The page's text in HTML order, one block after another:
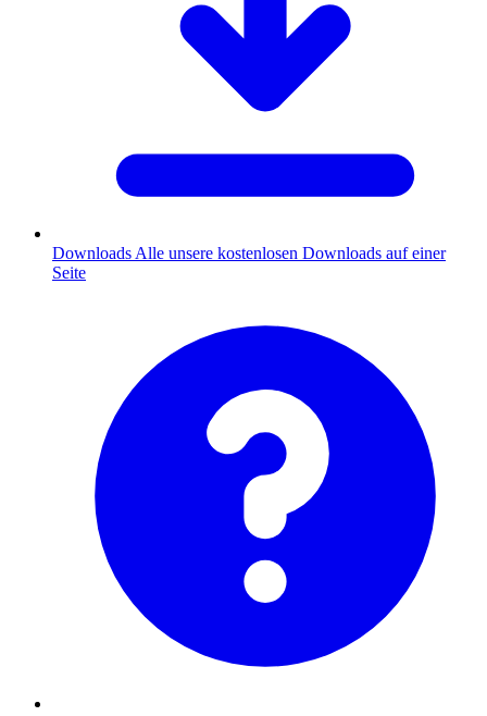
Downloads Alle unsere kostenlosen Downloads auf einer
Seite